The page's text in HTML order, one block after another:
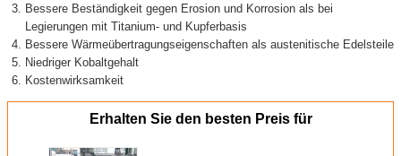
Bessere Beständigkeit gegen Erosion und Korrosion als bei
Legierungen mit Titanium- und Kupferbasis
Bessere Wärmeübertragungseigenschaften als austenitische Edelsteile
Niedriger Kobaltgehalt
Kostenwirksamkeit
Erhalten Sie den besten Preis für